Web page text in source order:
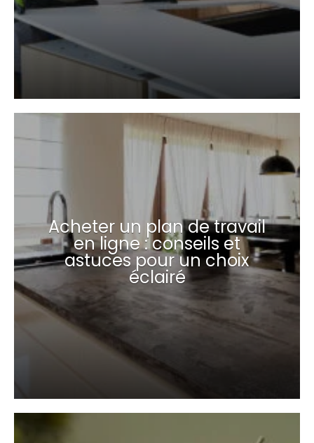
Acheter un plan de travail
en ligne : conseils et
astuces pour un choix
éclairé